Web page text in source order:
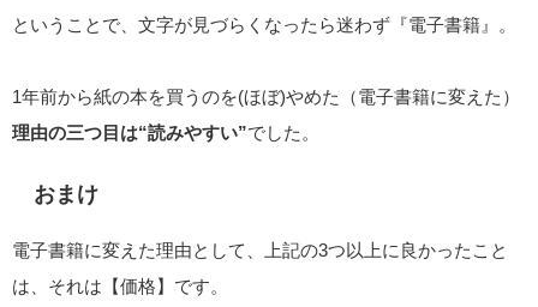
ということで、文字が見づらくなったら迷わず『電子書籍』。
1年前から紙の本を買うのを(ほぼ)やめた（電子書籍に変えた）
理由の三つ目は“読みやすい”でした。
おまけ
電子書籍に変えた理由として、上記の3つ以上に良かったこと
は、それは【価格】です。